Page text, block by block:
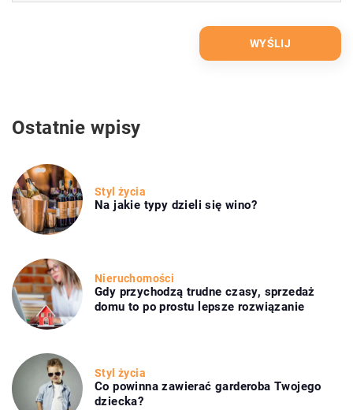
Ostatnie wpisy
Styl życia
Na jakie typy dzieli się wino?
Nieruchomości
Gdy przychodzą trudne czasy, sprzedaż
domu to po prostu lepsze rozwiązanie
Styl życia
Co powinna zawierać garderoba Twojego
dziecka?